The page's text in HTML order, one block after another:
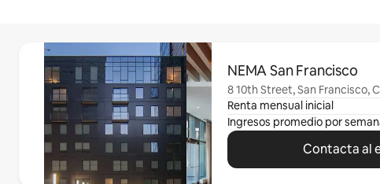
Mostrando 0 de 0 elementos
NEMA San Francisco
8 10th Street, San Francisco,
Renta mensual inicial
Ingresos promedio por
Contacta al